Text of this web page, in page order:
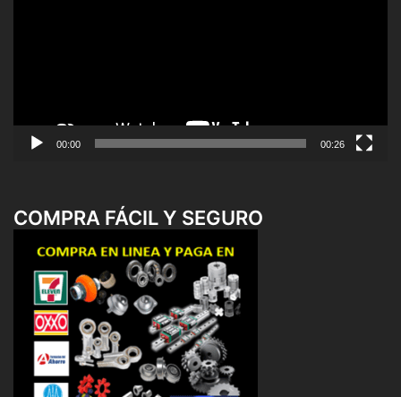
00:00 00:26
COMPRA FÁCIL Y SEGURO